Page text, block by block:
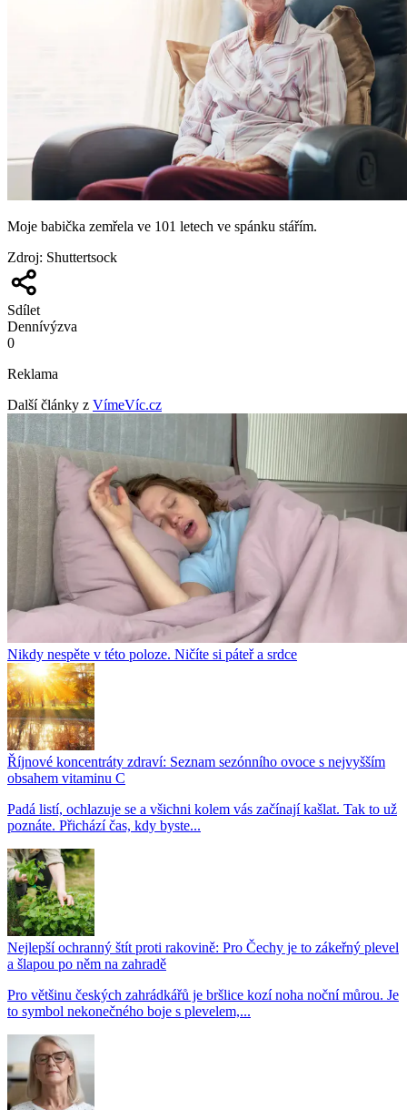
Moje babička zemřela ve 101 letech ve spánku stářím.
Zdroj: Shuttertsock
Sdílet
Dennívýzva
0
Reklama
Další články z VímeVíc.cz
Nikdy nespěte v této poloze. Ničíte si páteř a srdce
Říjnové koncentráty zdraví: Seznam sezónního ovoce s nejvyšším
obsahem vitaminu C
Padá listí, ochlazuje se a všichni kolem vás začínají kašlat. Tak to už
poznáte. Přichází čas, kdy byste...
Nejlepší ochranný štít proti rakovině: Pro Čechy je to zákeřný plevel
a šlapou po něm na zahradě
Pro většinu českých zahrádkářů je bršlice kozí noha noční můrou. Je
to symbol nekonečného boje s plevelem,...